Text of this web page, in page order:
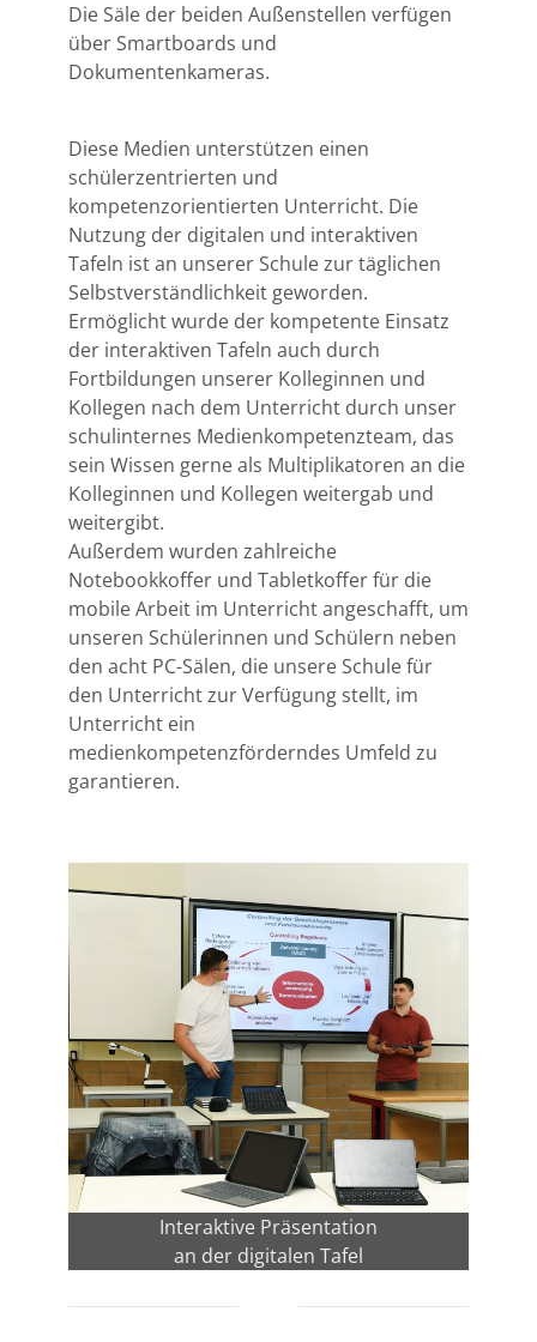
Die Säle der beiden Außenstellen verfügen
über Smartboards und
Dokumentenkameras.
Diese Medien unterstützen einen
schülerzentrierten und
kompetenzorientierten Unterricht. Die
Nutzung der digitalen und interaktiven
Tafeln ist an unserer Schule zur täglichen
Selbstverständlichkeit geworden.
Ermöglicht wurde der kompetente Einsatz
der interaktiven Tafeln auch durch
Fortbildungen unserer Kolleginnen und
Kollegen nach dem Unterricht durch unser
schulinternes Medienkompetenzteam, das
sein Wissen gerne als Multiplikatoren an die
Kolleginnen und Kollegen weitergab und
weitergibt.
Außerdem wurden zahlreiche
Notebookkoffer und Tabletkoffer für die
mobile Arbeit im Unterricht angeschafft, um
unseren Schülerinnen und Schülern neben
den acht PC-Sälen, die unsere Schule für
den Unterricht zur Verfügung stellt, im
Unterricht ein
medienkompetenzförderndes Umfeld zu
garantieren.
Interaktive Präsentation
an der digitalen Tafel